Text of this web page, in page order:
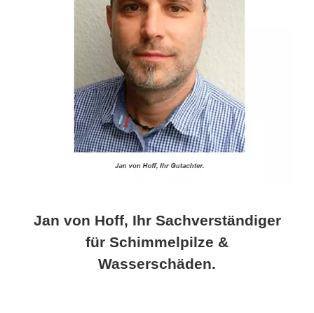
Jan von Hoff, Ihr Sachverständiger
für Schimmelpilze &
Wasserschäden.